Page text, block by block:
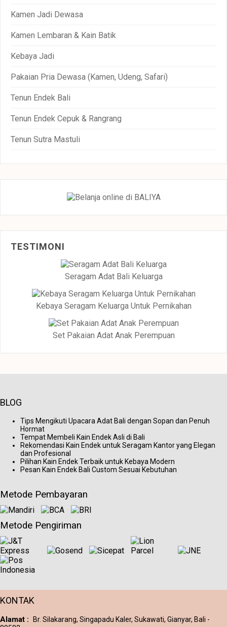
Kamen Jadi Dewasa
Kamen Lembaran & Kain Batik
Kebaya Jadi
Pakaian Pria Dewasa (Kamen, Udeng, Safari)
Tenun Endek Bali
Tenun Endek Cepuk & Rangrang
Tenun Sutra Mastuli
TESTIMONI
Seragam Adat Bali Keluarga
Kebaya Seragam Keluarga Untuk Pernikahan
Set Pakaian Adat Anak Perempuan
BLOG
Tips Mengikuti Upacara Adat Bali dengan Sopan dan Penuh
Hormat
Tempat Membeli Kain Endek Asli di Bali
Rekomendasi Kain Endek untuk Seragam Kantor yang Elegan
dan Profesional
Pilihan Kain Endek Terbaik untuk Kebaya Modern
Pesan Kain Endek Bali Custom Sesuai Kebutuhan
Metode Pembayaran
Metode Pengiriman
KONTAK
Alamat :
Br. Silakarang, Singapadu Kaler, Sukawati, Gianyar, Bali -